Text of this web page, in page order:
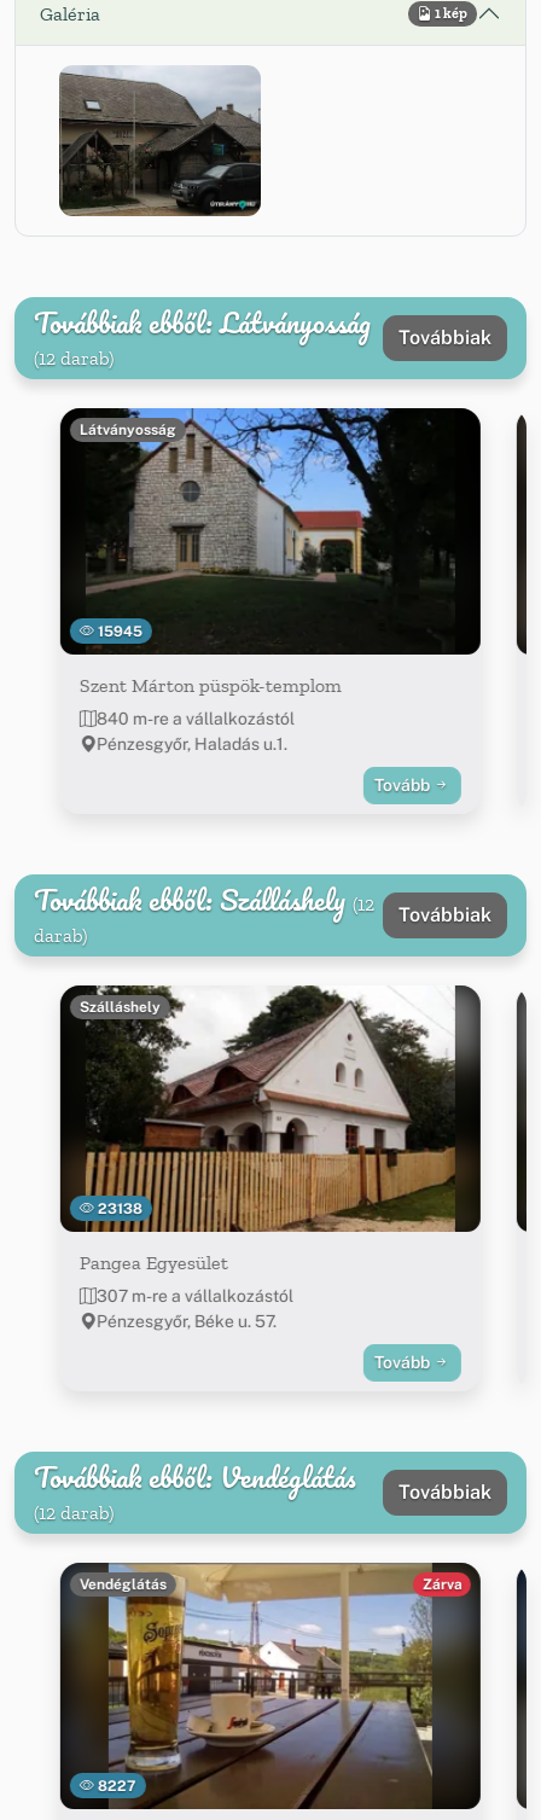
Galéria 1 kép
Továbbiak ebből: Látványosság
(12 darab)
Továbbiak
15945
Látványosság
Szent Márton püspök-templom
840 m-re a vállalkozástól
Pénzesgyőr, Haladás u.1.
Tovább
Továbbiak ebből: Szálláshely (12
darab)
Továbbiak
23138
Szálláshely
Pangea Egyesület
307 m-re a vállalkozástól
Pénzesgyőr, Béke u. 57.
Tovább
Továbbiak ebből: Vendéglátás
(12 darab)
Továbbiak
8227
Vendéglátás Zárva